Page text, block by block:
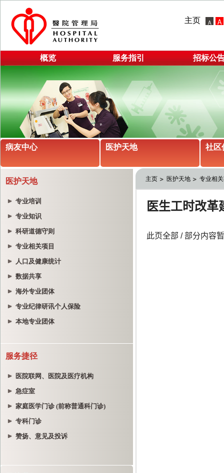
主页
概览 服务指引 招标公
病友中心 医护天地 社区
医护天地
专业培训
专业知识
科研道德守则
专业相关项目
人口及健康统计
数据共享
海外专业团体
专业纪律研讯个人保险
本地专业团体
服务捷径
医院联网、医院及医疗机构
急症室
家庭医学门诊 (前称普通科门诊)
专科门诊
赞扬、意见及投诉
主页 医护天地 专业相